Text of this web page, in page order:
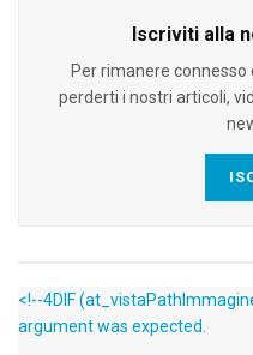
Iscriviti alla
Per rimanere connesso
perderti i nostri articoli,
<!--4DIF
argument was expected.